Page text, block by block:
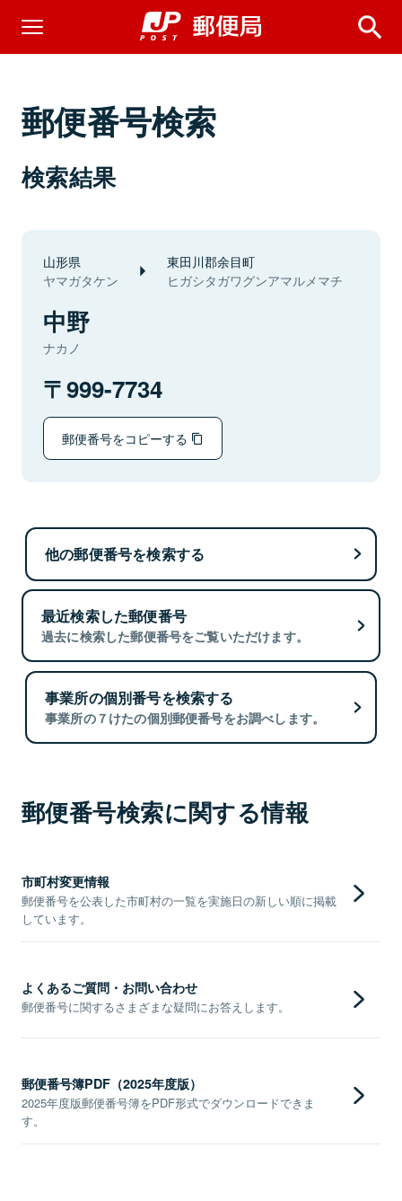
郵便番号検索
検索結果
山形県
ヤマガタケン
東田川郡余目町
ヒガシタガワグンアマルメマチ
中野
ナカノ
999-7734
郵便番号をコピーする
他の郵便番号を検索する
最近検索した郵便番号
過去に検索した郵便番号をご覧いただけます。
事業所の個別番号を検索する
事業所の７けたの個別郵便番号をお調べします。
郵便番号検索に関する情報
市町村変更情報
郵便番号を公表した市町村の一覧を実施日の新しい順に掲載
しています。
よくあるご質問・お問い合わせ
郵便番号に関するさまざまな疑問にお答えします。
郵便番号簿PDF（2025年度版）
2025年度版郵便番号簿をPDF形式でダウンロードできま
す。